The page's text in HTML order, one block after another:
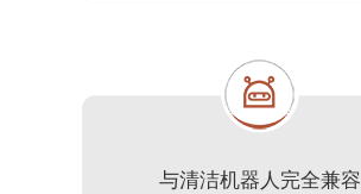
与清洁机器人完全兼容